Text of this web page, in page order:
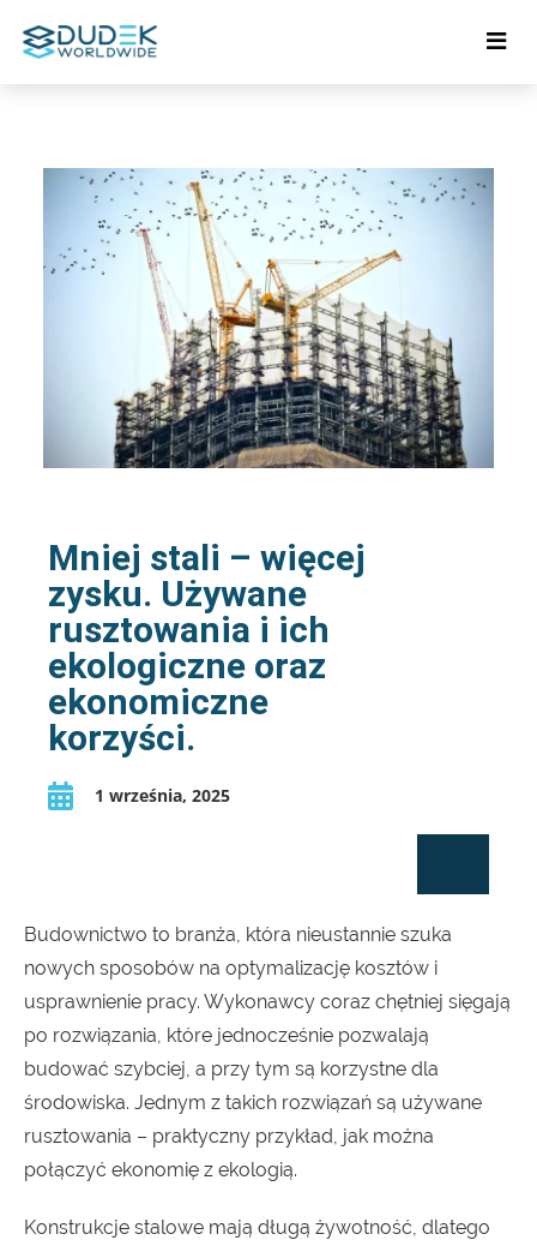
Mniej stali – więcej
zysku. Używane
rusztowania i ich
ekologiczne oraz
ekonomiczne
korzyści.
1 września, 2025
Budownictwo to branża, która nieustannie szuka
nowych sposobów na optymalizację kosztów i
usprawnienie pracy. Wykonawcy coraz chętniej sięgają
po rozwiązania, które jednocześnie pozwalają
budować szybciej, a przy tym są korzystne dla
środowiska. Jednym z takich rozwiązań są używane
rusztowania – praktyczny przykład, jak można
połączyć ekonomię z ekologią.
Konstrukcje stalowe mają długą żywotność, dlatego